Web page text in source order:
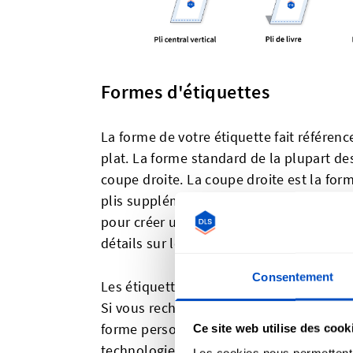
Consentement
Ce site web utilise des
Formes d'étiquettes
La forme de votre étiquette fait
plat. La forme standard de la plupart
coupe droite. La coupe droite est la
plis supplémentaires, qu'il s'agisse d'un
pour créer une étiquette avec un pli sur
détails sur les différents types de plis
Les étiquettes à coupe droite ne sont
Si vous recherchez une forme
forme personnalisée pour convenir à